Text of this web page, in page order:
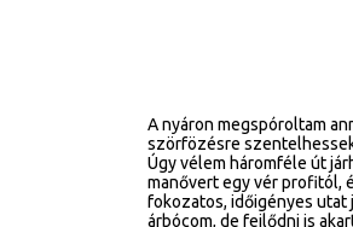
A nyáron megspóroltam
szörfözésre
Úgy vélem háromféle út
manővert egy vér profitól,
fokozatos, időigényes utat
árbócom, de fejlődni is